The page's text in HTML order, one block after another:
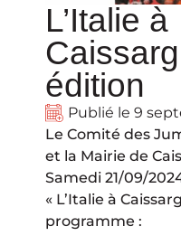
L’Italie à
édition
Publié le 9
Le Comité des
et la Mairie de
Samedi 21/09/
« L’Italie à
programme :